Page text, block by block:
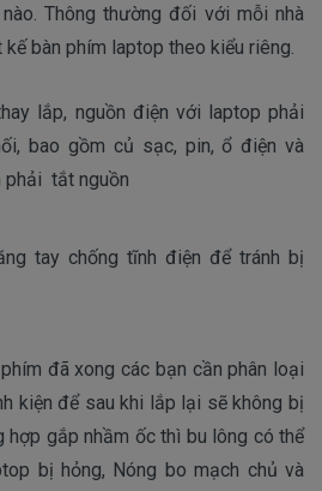
Thông thường đối với mỗi nhà
bàn phím laptop theo kiểu riêng.
lắp, nguồn điện với laptop phải
bao gồm củ sạc, pin, ổ điện và
tắt nguồn
tay chống tĩnh điện để tránh bị
đã xong các bạn cần phân loại
kiện để sau khi lắp lại sẽ không bị
hợp gắp nhầm ốc thì bu lông có thể
bị hỏng, Nóng bo mạch chủ và